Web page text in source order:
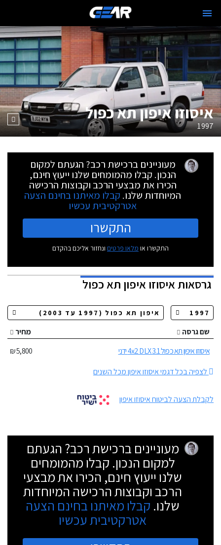
איסוזו איפון תא כפול
1997
מעוניינים ברכישת רכב? הגעתם למקום
הנכון. קבלו מהמומחים שלנו ייעוץ חינם,
הכירו את מבצעי הרכב וקבוצות הרכישה
המיוחדות שלנו. קבלו מאיתנו בחינם הצעה
אטרקטיבית עכשיו
התקשרו
התקשרו או מלאו פרטים ונחזור אליכם בהקדם
גרסאותאיסוזו איפון תא כפול
שם גרסה
מחיר
איסוזו איפון תא כפול 3.1 4x2 DLX ידני
5,800 ₪
לצפיה בכל דגמי איסוזו איפון מכל השנים
לקבלת הצעה לביטוח איסוזו איפון
מעוניינים ברכישת רכב? הגעתם
למקום הנכון. קבלו מהמומחים
שלנו ייעוץ חינם, הכירו את מבצעי
הרכב וקבוצות הרכישה המיוחדות
שלנו. קבלו מאיתנו בחינם הצעה
אטרקטיבית עכשיו